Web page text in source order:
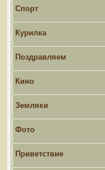
Спорт
Курилка
Поздравляем
Кино
Земляки
Фото
Приветствие